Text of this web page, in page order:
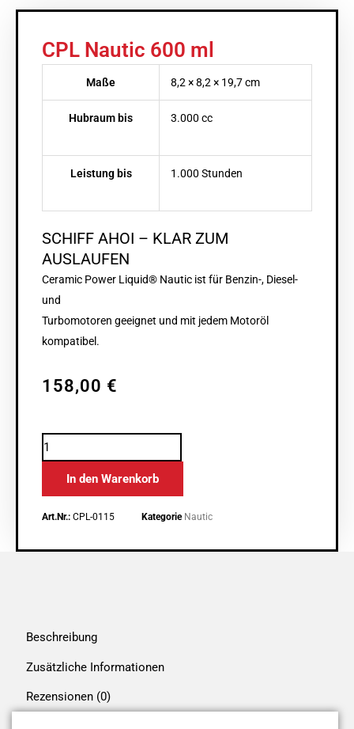
CPL Nautic 600 ml
Maße 8,2 × 8,2 × 19,7 cm
Hubraum bis 3.000 cc
Leistung bis 1.000 Stunden
SCHIFF AHOI – KLAR ZUM
AUSLAUFEN
Ceramic Power Liquid® Nautic ist für Benzin-, Diesel-
und
Turbomotoren geeignet und mit jedem Motoröl
kompatibel.
158,00 €
CPL
Nautic
In den Warenkorb
Art.Nr.: CPL-0115 Kategorie Nautic
Beschreibung
Zusätzliche Informationen
Rezensionen (0)